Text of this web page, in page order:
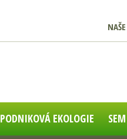
PODNIKOVÁ EKOLOGIE